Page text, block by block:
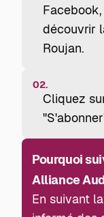
découvrir
Roujan.
02.
Cliquez
Pourquoi
Alliance
En suivant